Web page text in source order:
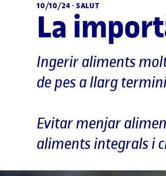
10/10/24 · SALUT
La
Ingerir aliments
de pes a llarg
Evitar menjar
aliments integrals i